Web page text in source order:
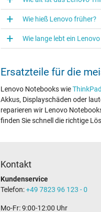
Wie hieß Lenovo früher?
Wie lange lebt ein
Ersatzteile für die
Lenovo Notebooks wieThinkPad
Akkus, Displayschäden oder
reparieren wir Lenovo
finden Sie schnell die richtige
Kontakt
Kundenservice
Telefon:+49 7823 96 123 - 0
Mo-Fr: 9:00-12:00 Uhr